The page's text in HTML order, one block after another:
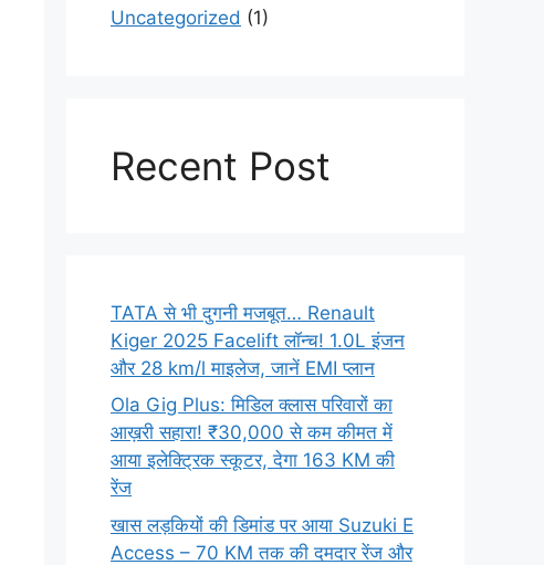
Uncategorized (1)
Recent Post
TATA से भी दुगनी मजबूत… Renault
Kiger 2025 Facelift लॉन्च! 1.0L इंजन
और 28 km/l माइलेज, जानें EMI प्लान
Ola Gig Plus: मिडिल क्लास परिवारों का
आख़री सहारा! ₹30,000 से कम कीमत में
आया इलेक्ट्रिक स्कूटर, देगा 163 KM की
रेंज
खास लड़कियों की डिमांड पर आया Suzuki E
Access – 70 KM तक की दमदार रेंज और